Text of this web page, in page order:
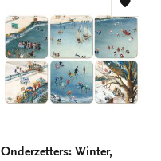
aan
Onderzetters: Winter,